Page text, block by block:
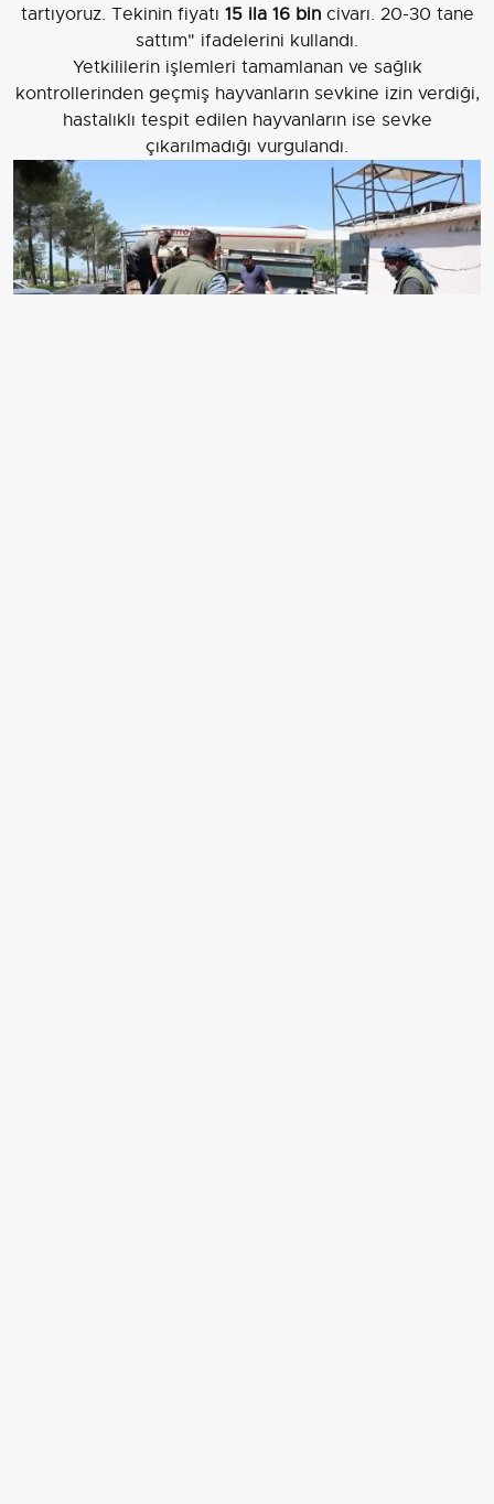
tartıyoruz. Tekinin fiyatı 15 ila 16 bincivarı. 20-30 tane
sattım" ifadelerini kullandı.
Yetkililerin işlemleri tamamlanan ve sağlık
kontrollerinden geçmiş hayvanların sevkine izin verdiği,
hastalıklı tespit edilen hayvanların ise sevke
çıkarılmadığı vurgulandı.